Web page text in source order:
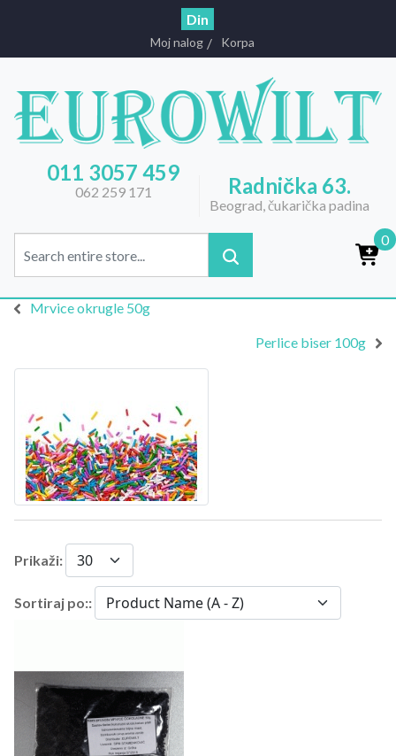
Din
Moj nalog Korpa
011 3057 459
062 259 171 Radnička 63.
Beograd, čukarička padina
0
Mrvice okrugle 50g
Perlice biser 100g
Prikaži:
Sortiraj po::